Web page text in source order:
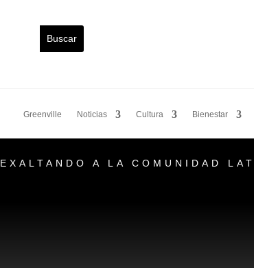
Greenville Noticias Cultura Bienestar
EXALTANDO A LA COMUNIDAD